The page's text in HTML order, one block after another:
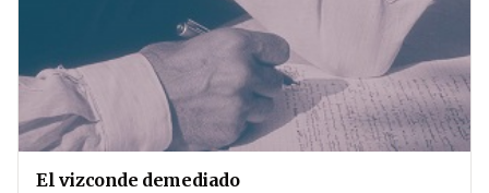
El vizconde demediado